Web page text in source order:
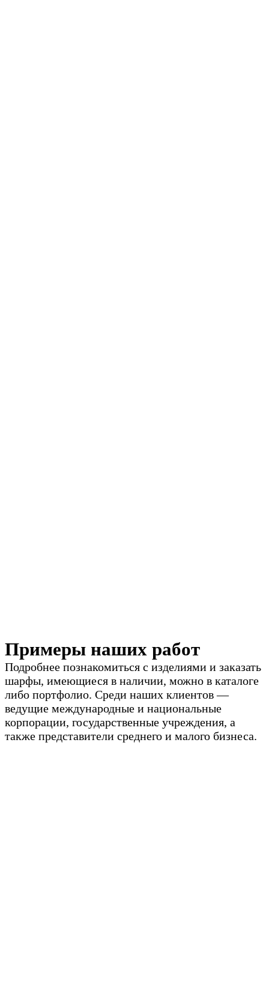
Примеры наших работ
Подробнее познакомиться с изделиями и заказать
шарфы, имеющиеся в наличии, можно в каталоге
либо портфолио. Среди наших клиентов —
ведущие международные и национальные
корпорации, государственные учреждения, а
также представители среднего и малого бизнеса.